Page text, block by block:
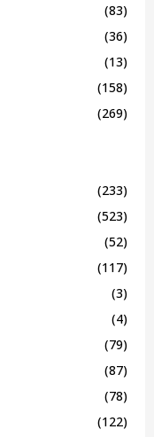
(83)
(36)
(13)
(158)
(269)
(233)
(523)
(52)
(117)
(3)
(4)
(79)
(87)
(78)
(122)